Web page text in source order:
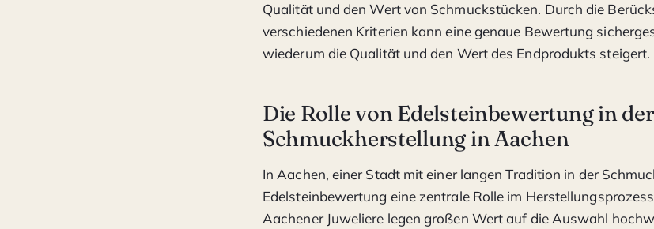
Qualität und den Wert von Schmuckstücken. Durch die
verschiedenen Kriterien kann eine genaue Bewertung
wiederum die Qualität und den Wert des Endprodukts steigert.
Die Rolle von Edelsteinbewertung in der
Schmuckherstellung in Aachen
In Aachen, einer Stadt mit einer langen Tradition in der
Edelsteinbewertung eine zentrale Rolle im
Aachener Juweliere legen großen Wert auf die Auswahl